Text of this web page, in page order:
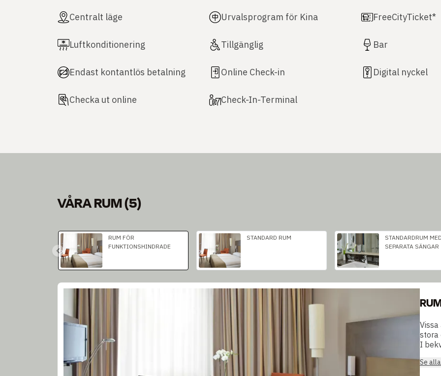
Centralt läge Urvalsprogram för Kina FreeCityTicket*
Luftkonditionering Tillgänglig Bar
Endast kontantlös betalning Online Check-in Digital nyckel
Checka ut online Check-In-Terminal
VÅRA RUM(5)
Bild 1 av 2
RUM FÖR
FUNKTIONSHINDRADE
STANDARD RUM
STANDARDRUM
SEPARATA SÄNGAR
stora
I
Se